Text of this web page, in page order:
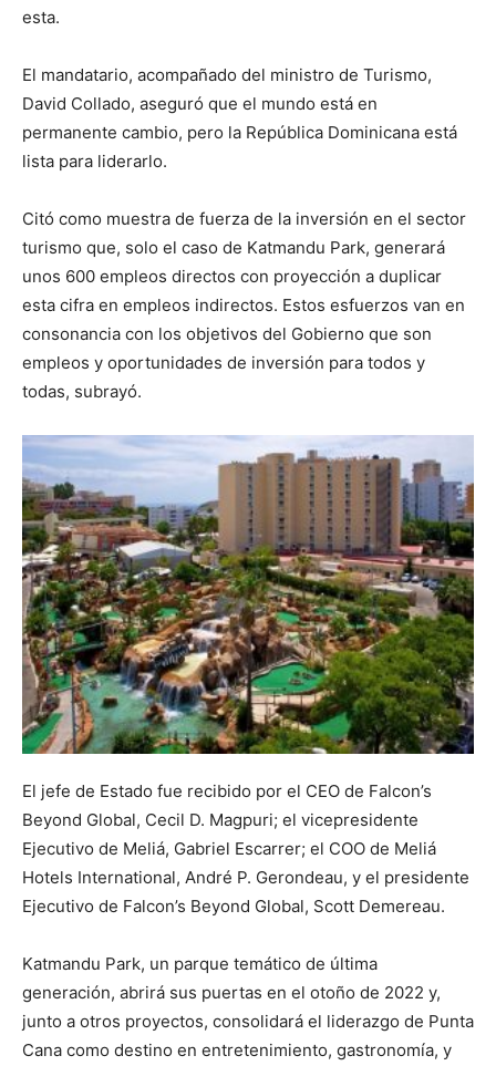
esta.
El mandatario, acompañado del ministro de Turismo,
David Collado, aseguró que el mundo está en
permanente cambio, pero la República Dominicana está
lista para liderarlo.
Citó como muestra de fuerza de la inversión en el sector
turismo que, solo el caso de Katmandu Park, generará
unos 600 empleos directos con proyección a duplicar
esta cifra en empleos indirectos. Estos esfuerzos van en
consonancia con los objetivos del Gobierno que son
empleos y oportunidades de inversión para todos y
todas, subrayó.
El jefe de Estado fue recibido por el CEO de Falcon’s
Beyond Global, Cecil D. Magpuri; el vicepresidente
Ejecutivo de Meliá, Gabriel Escarrer; el COO de Meliá
Hotels International, André P. Gerondeau, y el presidente
Ejecutivo de Falcon’s Beyond Global, Scott Demereau.
Katmandu Park, un parque temático de última
generación, abrirá sus puertas en el otoño de 2022 y,
junto a otros proyectos, consolidará el liderazgo de Punta
Cana como destino en entretenimiento, gastronomía, y